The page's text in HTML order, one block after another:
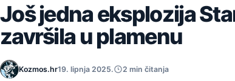
Još jedna eksplozija
završila u plamenu
Kozmos.hr19. lipnja 2025. 2 min čitanja